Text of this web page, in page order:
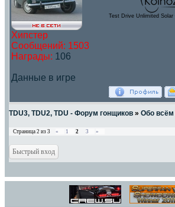
Хипстер
Сообщений: 1503
Награды: 106
Данные в игре
Test Drive Unlimited Solar
TDU3, TDU2, TDU - Форум гонщиков » Обо всём
Страница 2 из 3 « 1 2 3 »